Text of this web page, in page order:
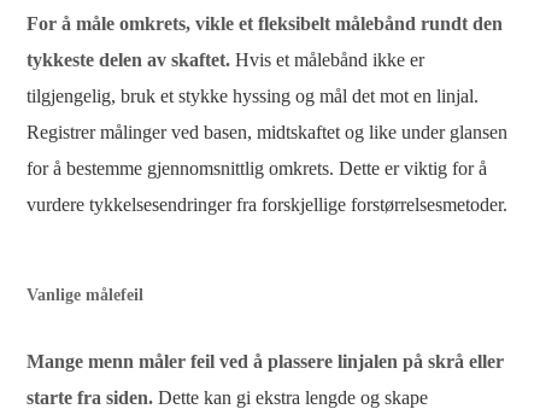
For å måle omkrets, vikle et fleksibelt målebånd rundt den
tykkeste delen av skaftet. Hvis et målebånd ikke er
tilgjengelig, bruk et stykke hyssing og mål det mot en linjal.
Registrer målinger ved basen, midtskaftet og like under glansen
for å bestemme gjennomsnittlig omkrets. Dette er viktig for å
vurdere tykkelsesendringer fra forskjellige forstørrelsesmetoder.
Vanlige målefeil
Mange menn måler feil ved å plassere linjalen på skrå eller
starte fra siden. Dette kan gi ekstra lengde og skape